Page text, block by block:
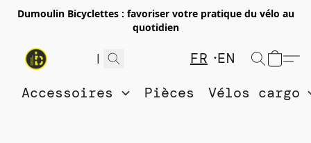
Dumoulin Bicyclettes : favoriser votre pratique du vélo au
quotidien
FR
EN
Accessoires
Pièces Vélos cargo